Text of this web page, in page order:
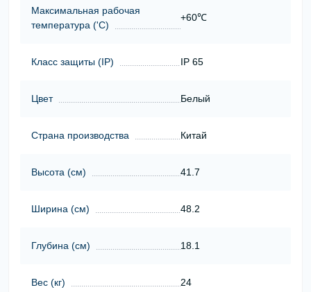
Максимальная рабочая
температура ('С)
+60℃
Класс защиты (ІР) IP 65
Цвет Белый
Страна производства Китай
Высота (cм) 41.7
Ширина (cм) 48.2
Глубина (cм) 18.1
Вес (кг) 24